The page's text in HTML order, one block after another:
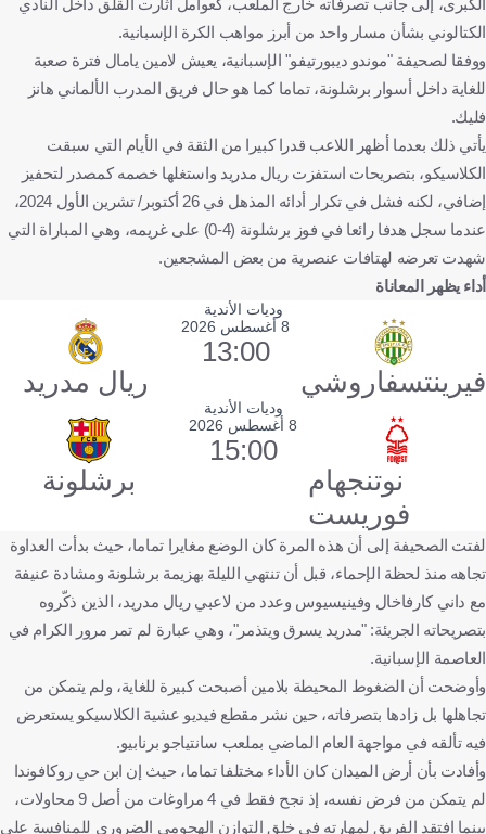
الكتالوني بشأن مسار واحد من أبرز مواهب الكرة الإسبانية.
ووفقا لصحيفة "موندو ديبورتيفو" الإسبانية، يعيش لامين يامال فترة صعبة
للغاية داخل أسوار برشلونة، تماما كما هو حال فريق المدرب الألماني هانز
فليك.
يأتي ذلك بعدما أظهر اللاعب قدرا كبيرا من الثقة في الأيام التي سبقت
الكلاسيكو، بتصريحات استفزت ريال مدريد واستغلها خصمه كمصدر لتحفيز
إضافي، لكنه فشل في تكرار أدائه المذهل في 26 أكتوبر/ تشرين الأول 2024،
عندما سجل هدفا رائعا في فوز برشلونة (4-0) على غريمه، وهي المباراة التي
شهدت تعرضه لهتافات عنصرية من بعض المشجعين.
أداء يظهر المعاناة
وديات الأندية
فيرينتسفاروشي
8 أغسطس 2026
13:00
ريال مدريد
وديات الأندية
نوتنجهام
فوريست
8 أغسطس 2026
15:00
برشلونة
لفتت الصحيفة إلى أن هذه المرة كان الوضع مغايرا تماما، حيث بدأت العداوة
تجاهه منذ لحظة الإحماء، قبل أن تنتهي الليلة بهزيمة برشلونة ومشادة عنيفة
مع داني كارفاخال وفينيسيوس وعدد من لاعبي ريال مدريد، الذين ذكّروه
بتصريحاته الجريئة: "مدريد يسرق ويتذمر"، وهي عبارة لم تمر مرور الكرام في
العاصمة الإسبانية.
وأوضحت أن الضغوط المحيطة بلامين أصبحت كبيرة للغاية، ولم يتمكن من
تجاهلها بل زادها بتصرفاته، حين نشر مقطع فيديو عشية الكلاسيكو يستعرض
فيه تألقه في مواجهة العام الماضي بملعب سانتياجو برنابيو.
وأفادت بأن أرض الميدان كان الأداء مختلفا تماما، حيث إن ابن حي روكافوندا
لم يتمكن من فرض نفسه، إذ نجح فقط في 4 مراوغات من أصل 9 محاولات،
بينما افتقد الفريق لمهارته في خلق التوازن الهجومي الضروري للمنافسة على